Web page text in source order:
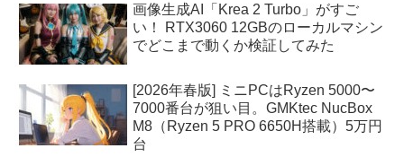
画像生成AI「Krea 2 Turbo」がすご
い！ RTX3060 12GBのローカルマシン
でどこまで動くか検証してみた
[2026年春版] ミニPCはRyzen 5000〜
7000番台が狙い目。GMKtec NucBox
M8（Ryzen 5 PRO 6650H搭載）5万円
台